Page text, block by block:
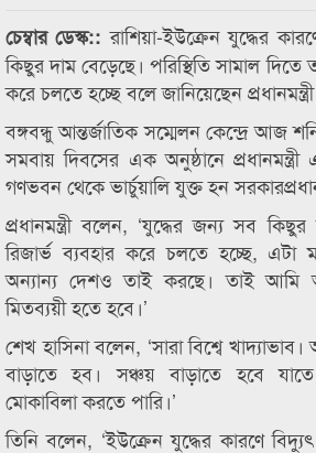
চেম্বার ডেস্ক::রাশিয়া-ইউক্রেন যুদ্ধের
কিছুর দাম বেড়েছে। পরিস্থিতি সামাল
করে চলতে হচ্ছে বলে জানিয়েছেন
বঙ্গবন্ধু আন্তর্জাতিক সম্মেলন কেন্দ্রে আজ
সমবায় দিবসের এক অনুষ্ঠানে
গণভবন থেকে ভার্চুয়ালি যুক্ত হন
প্রধানমন্ত্রী বলেন, ‘যুদ্ধের জন্য সব
রিজার্ভ ব্যবহার করে চলতে হচ্ছে, এটা
অন্যান্য দেশও তাই করছে। তাই
মিতব্যয়ী হতে হবে।’
শেখ হাসিনা বলেন, ‘সারা বিশ্বে
বাড়াতে হব। সঞ্চয় বাড়াতে হবে
মোকাবিলা করতে পারি।’
তিনি বলেন, ‘ইউক্রেন যুদ্ধের কারণে